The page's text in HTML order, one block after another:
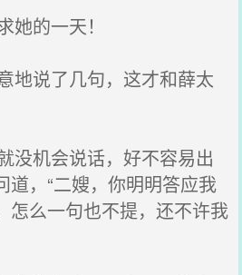
的一天！
地说了几句，这才和薛太
没机会说话，好不容易出
道，“二嫂，你明明答应我
怎么一句也不提，还不许我